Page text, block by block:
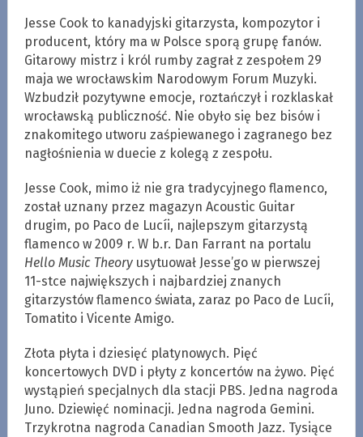
Jesse Cook to kanadyjski gitarzysta, kompozytor i
producent, który ma w Polsce sporą grupę fanów.
Gitarowy mistrz i król rumby zagrał z zespołem 29
maja we wrocławskim Narodowym Forum Muzyki.
Wzbudził pozytywne emocje, roztańczył i rozklaskał
wrocławską publiczność. Nie obyło się bez bisów i
znakomitego utworu zaśpiewanego i zagranego bez
nagłośnienia w duecie z kolegą z zespołu.
Jesse Cook, mimo iż nie gra tradycyjnego flamenco,
został uznany przez magazyn Acoustic Guitar
drugim, po Paco de Lucíi, najlepszym gitarzystą
flamenco w 2009 r. W b.r. Dan Farrant na portalu
Hello Music Theoryusytuował Jesse’go w pierwszej
11-stce największych i najbardziej znanych
gitarzystów flamenco świata, zaraz po Paco de Lucíi,
Tomatito i Vicente Amigo.
Złota płyta i dziesięć platynowych. Pięć
koncertowych DVD i płyty z koncertów na żywo. Pięć
wystąpień specjalnych dla stacji PBS. Jedna nagroda
Juno. Dziewięć nominacji. Jedna nagroda Gemini.
Trzykrotna nagroda Canadian Smooth Jazz. Tysiące